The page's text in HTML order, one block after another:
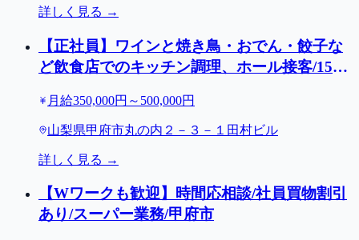
詳しく見る →
【正社員】ワインと焼き鳥・おでん・餃子な
ど飲食店でのキッチン調理、ホール接客/15時
月給350,000円～500,000円
山梨県甲府市丸の内２－３－１田村ビル
詳しく見る →
【Wワークも歓迎】時間応相談/社員買物割引
あり/スーパー業務/甲府市